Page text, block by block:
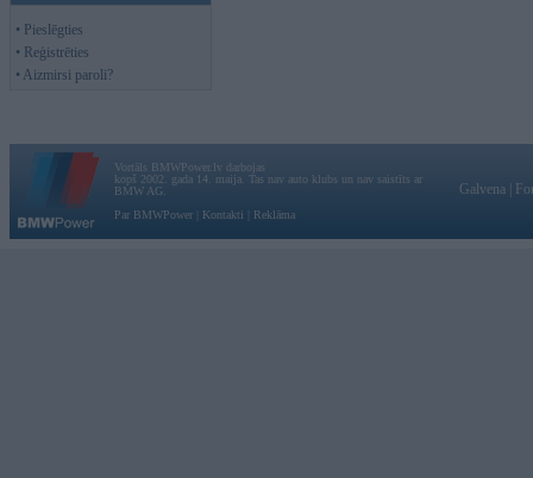
• Pieslēgties
• Reģistrēties
• Aizmirsi paroli?
Vortāls BMWPower.lv darbojas
kopš 2002. gada 14. maija. Tas nav auto klubs un nav saistīts ar
BMW AG.
Par BMWPower
Kontakti Reklāma
Galvena